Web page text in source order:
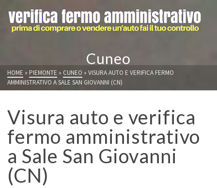
Cuneo
HOME » PIEMONTE » CUNEO » VISURA AUTO E VERIFICA FERMO
AMMINISTRATIVO A SALE SAN GIOVANNI (CN)
Visura auto e verifica
fermo amministrativo
a Sale San Giovanni
(CN)